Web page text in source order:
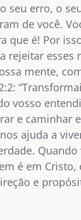
seu erro, o
de você.
que é! Por
rejeitar esses
mente,
vosso
e caminhar
ajuda a
Quando
é em Cristo,
e